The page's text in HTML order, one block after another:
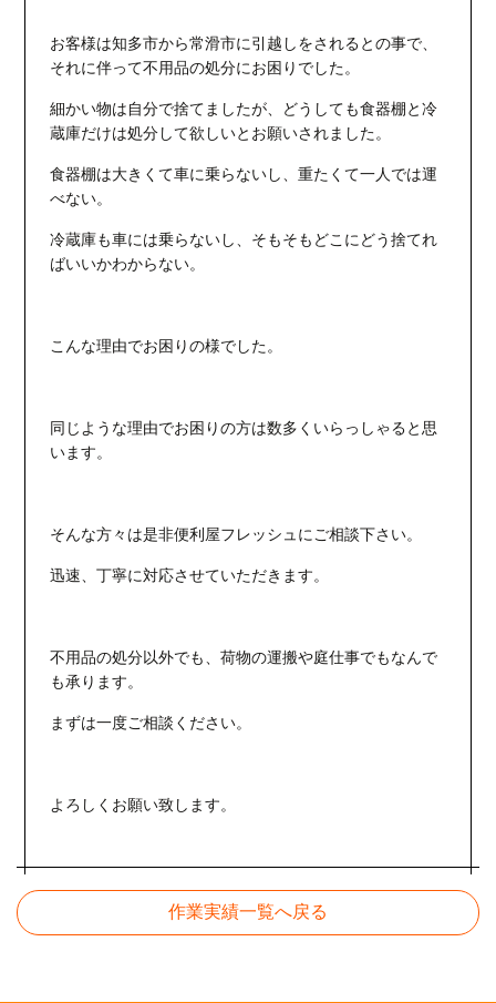
お客様は知多市から常滑市に引越しをされるとの事で、
それに伴って不用品の処分にお困りでした。
細かい物は自分で捨てましたが、どうしても食器棚と冷
蔵庫だけは処分して欲しいとお願いされました。
食器棚は大きくて車に乗らないし、重たくて一人では運
べない。
冷蔵庫も車には乗らないし、そもそもどこにどう捨てれ
ばいいかわからない。
こんな理由でお困りの様でした。
同じような理由でお困りの方は数多くいらっしゃると思
います。
そんな方々は是非便利屋フレッシュにご相談下さい。
迅速、丁寧に対応させていただきます。
不用品の処分以外でも、荷物の運搬や庭仕事でもなんで
も承ります。
まずは一度ご相談ください。
よろしくお願い致します。
作業実績一覧へ戻る